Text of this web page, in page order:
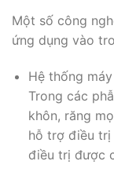
Một số công
ứng dụng vào
Hệ thống
Trong các
khôn, răng
hỗ trợ điều trị
điều trị được